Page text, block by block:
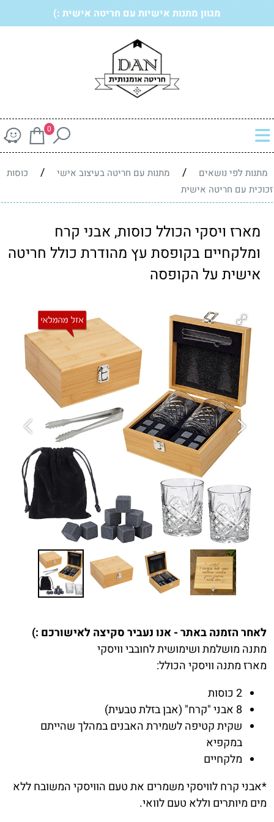
מגוון מתנות אישיות עם חריטה אישית :)
0
מתנות לפי נושאים / מתנות עם חריטה בעיצוב אישי /
כוסות
זכוכית עם חריטה אישית
מארז ויסקי הכולל כוסות, אבני קרח
ומלקחיים בקופסת עץ מהודרת כולל חריטה
אישית על הקופסה
לאחר הזמנה באתר - אנו נעביר סקיצה לאישורכם :)
מתנה מושלמת ושימושית לחובבי וויסקי
מארז מתנה וויסקי הכולל:
2 כוסות
8 אבני "קרח" (אבן בזלת טבעית)
שקית קטיפה לשמירת האבנים במהלך שהייתם
במקפיא
מלקחיים
*אבני קרח לוויסקי משמרים את טעם הוויסקי המשובח ללא
מים מיותרים וללא טעם לוואי.